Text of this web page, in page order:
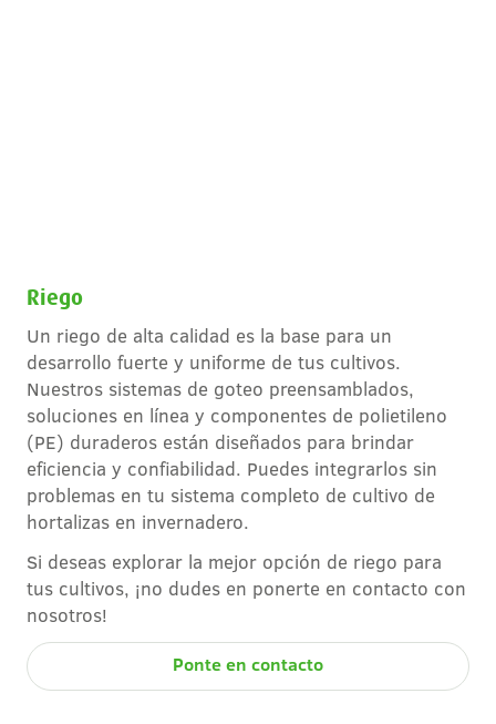
Riego
Un riego de alta calidad es la base para un
desarrollo fuerte y uniforme de tus cultivos.
Nuestros sistemas de goteo preensamblados,
soluciones en línea y componentes de polietileno
(PE) duraderos están diseñados para brindar
eficiencia y confiabilidad. Puedes integrarlos sin
problemas en tu sistema completo de cultivo de
hortalizas en invernadero.
Si deseas explorar la mejor opción de riego para
tus cultivos, ¡no dudes en ponerte en contacto con
nosotros!
Ponte en contacto